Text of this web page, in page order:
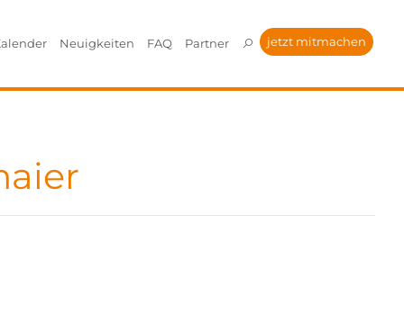
Neuigkeiten FAQ Partner jetzt mitmachen